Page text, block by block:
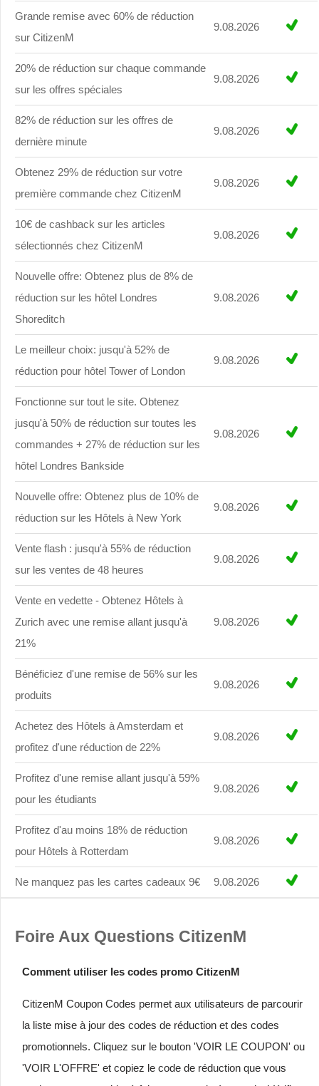
Grande remise avec 60% de réduction
sur CitizenM
9.08.2026
20% de réduction sur chaque commande
sur les offres spéciales
9.08.2026
82% de réduction sur les offres de
dernière minute
9.08.2026
Obtenez 29% de réduction sur votre
première commande chez CitizenM
9.08.2026
10€ de cashback sur les articles
sélectionnés chez CitizenM
9.08.2026
Nouvelle offre: Obtenez plus de 8% de
réduction sur les hôtel Londres
Shoreditch
9.08.2026
Le meilleur choix: jusqu'à 52% de
réduction pour hôtel Tower of London
9.08.2026
Fonctionne sur tout le site. Obtenez
jusqu'à 50% de réduction sur toutes les
commandes + 27% de réduction sur les
hôtel Londres Bankside
9.08.2026
Nouvelle offre: Obtenez plus de 10% de
réduction sur les Hôtels à New York
9.08.2026
Vente flash : jusqu'à 55% de réduction
sur les ventes de 48 heures
9.08.2026
Vente en vedette - Obtenez Hôtels à
Zurich avec une remise allant jusqu'à
21%
9.08.2026
Bénéficiez d'une remise de 56% sur les
produits
9.08.2026
Achetez des Hôtels à Amsterdam et
profitez d'une réduction de 22%
9.08.2026
Profitez d'une remise allant jusqu'à 59%
pour les étudiants
9.08.2026
Profitez d'au moins 18% de réduction
pour Hôtels à Rotterdam
9.08.2026
Ne manquez pas les cartes cadeaux 9€ 9.08.2026
Foire Aux Questions CitizenM
Comment utiliser les codes promo CitizenM
CitizenM Coupon Codes permet aux utilisateurs de parcourir
la liste mise à jour des codes de réduction et des codes
promotionnels. Cliquez sur le bouton 'VOIR LE COUPON' ou
'VOIR L'OFFRE' et copiez le code de réduction que vous